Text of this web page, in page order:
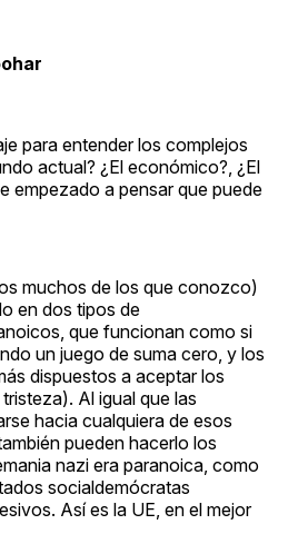
para entender los complejos
actual? ¿El económico?, ¿El
empezado a pensar que puede
muchos de los que conozco)
en dos tipos de
que funcionan como si
un juego de suma cero, y los
dispuestos a aceptar los
Al igual que las
hacia cualquiera de esos
pueden hacerlo los
nazi era paranoica, como
socialdemócratas
Así es la UE, en el mejor